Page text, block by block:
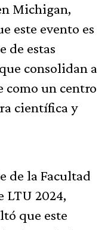
Michigan,
este evento es
de estas
consolidan a
como un centro
científica y
de la Facultad
LTU 2024,
que este